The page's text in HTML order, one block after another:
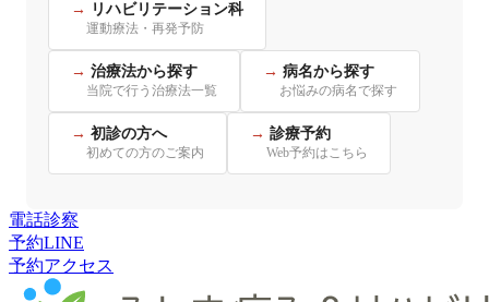
リハビリテーション科
運動療法・再発予防
治療法から探す
当院で行う治療法一覧
病名から探す
お悩みの病名で探す
初診の方へ
初めての方のご案内
診療予約
Web予約はこちら
電話診察
予約LINE
予約アクセス